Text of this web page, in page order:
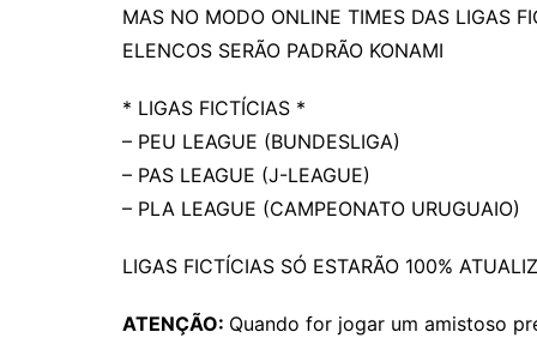
MAS NO MODO ONLINE TIMES DAS LIGAS
ELENCOS SERÃO PADRÃO KONAMI
* LIGAS FICTÍCIAS *
– PEU LEAGUE (BUNDESLIGA)
– PAS LEAGUE (J-LEAGUE)
– PLA LEAGUE (CAMPEONATO URUGUAIO)
LIGAS FICTÍCIAS SÓ ESTARÃO 100%
ATENÇÃO: Quando for jogar um amistoso